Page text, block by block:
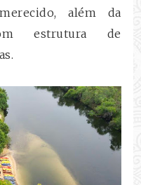
além da
estrutura de